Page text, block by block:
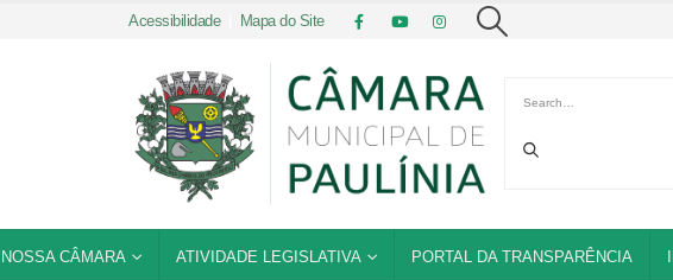
Acessibilidade| Mapa do Site
NOSSA CÂMARA ATIVIDADE LEGISLATIVA PORTAL DA TRANSPARÊNCIA